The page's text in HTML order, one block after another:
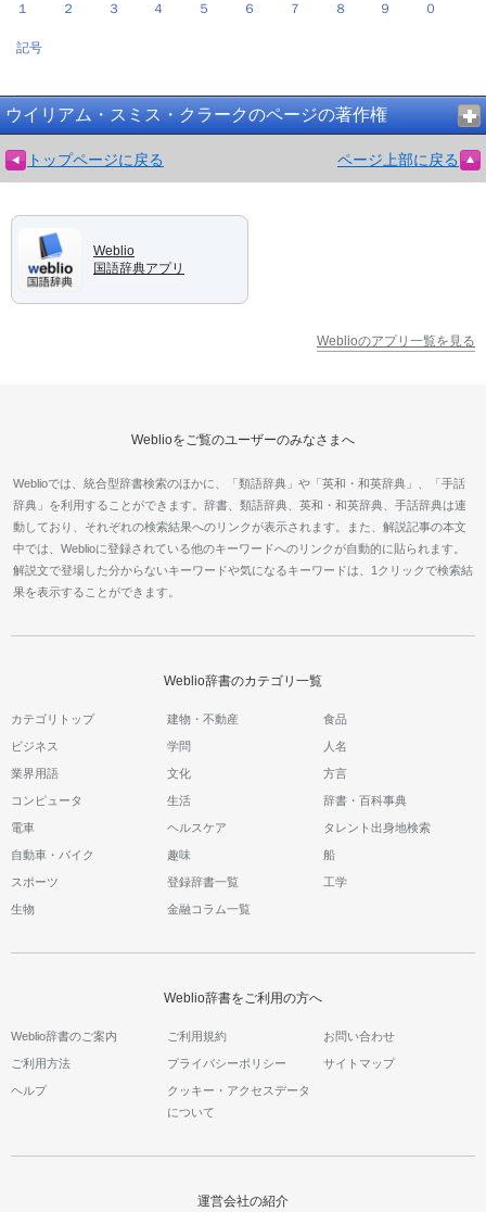
１ ２ ３ ４ ５ ６ ７ ８ ９ ０
記号
ウイリアム・スミス・クラークのページの著作権
トップページに戻る ページ上部に戻る
Weblio
国語辞典アプリ
Weblioのアプリ一覧を見る
Weblioをご覧のユーザーのみなさまへ
Weblioでは、統合型辞書検索のほかに、「類語辞典」や「英和・和英辞典」、「手話
辞典」を利用することができます。辞書、類語辞典、英和・和英辞典、手話辞典は連
動しており、それぞれの検索結果へのリンクが表示されます。また、解説記事の本文
中では、Weblioに登録されている他のキーワードへのリンクが自動的に貼られます。
解説文で登場した分からないキーワードや気になるキーワードは、1クリックで検索結
果を表示することができます。
Weblio辞書のカテゴリ一覧
カテゴリトップ 建物・不動産 食品
ビジネス 学問 人名
業界用語 文化 方言
コンピュータ 生活 辞書・百科事典
電車 ヘルスケア タレント出身地検索
自動車・バイク 趣味 船
スポーツ 登録辞書一覧 工学
生物 金融コラム一覧
Weblio辞書をご利用の方へ
Weblio辞書のご案内 ご利用規約 お問い合わせ
ご利用方法 プライバシーポリシー サイトマップ
ヘルプ
クッキー・アクセスデータ
について
運営会社の紹介